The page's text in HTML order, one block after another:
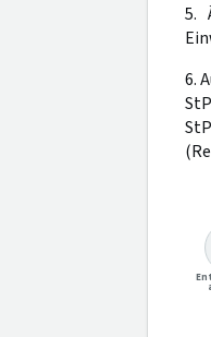
5.
6.